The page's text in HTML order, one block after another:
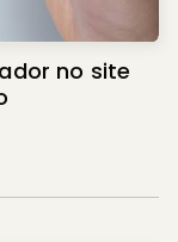
no site